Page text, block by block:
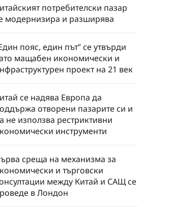
потребителски пазар
модернизира и разширява
пояс, един път” се утвърди
мащабен икономически и
проект на 21 век
се надява Европа да
отворени пазарите си и
не използва рестриктивни
инструменти
среща на механизма за
и търговски
между Китай и САЩ се
в Лондон